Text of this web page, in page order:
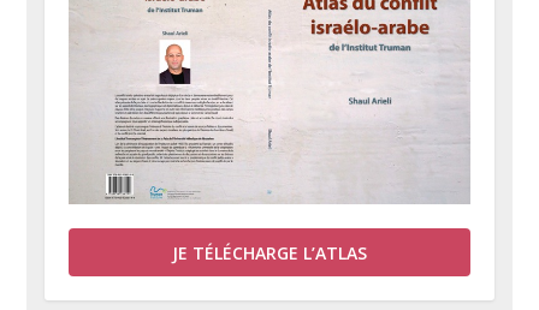
JE TÉLÉCHARGE L’ATLAS